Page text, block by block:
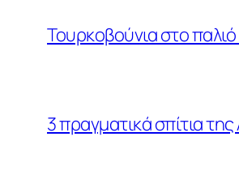
Τουρκοβούνια στο
3 πραγματικά σπίτια